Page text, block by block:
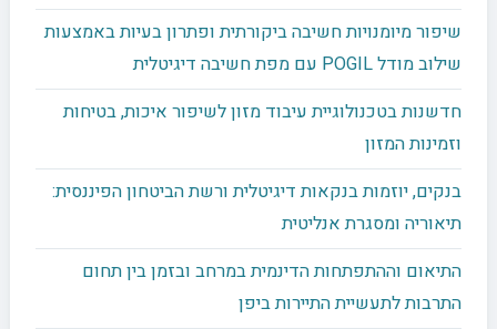
שיפור מיומנויות חשיבה ביקורתית ופתרון בעיות באמצעות
שילוב מודל POGIL עם מפת חשיבה דיגיטלית
חדשנות בטכנולוגיית עיבוד מזון לשיפור איכות, בטיחות
וזמינות המזון
בנקים, יוזמות בנקאות דיגיטלית ורשת הביטחון הפיננסית:
תיאוריה ומסגרת אנליטית
התיאום וההתפתחות הדינמית במרחב ובזמן בין תחום
התרבות לתעשיית התיירות ביפן